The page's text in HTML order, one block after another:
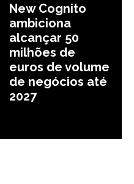
New Cognito
ambiciona
alcançar 50
milhões de
euros de volume
de negócios até
2027